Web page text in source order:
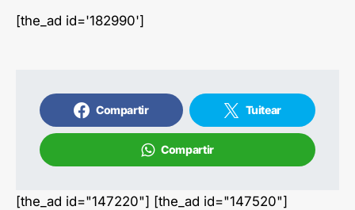
[the_ad id='182990']
Compartir Tuitear
Compartir
[the_ad id="147220"] [the_ad id="147520"]